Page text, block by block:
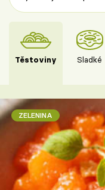
Těstoviny Sladké
ZELENINA